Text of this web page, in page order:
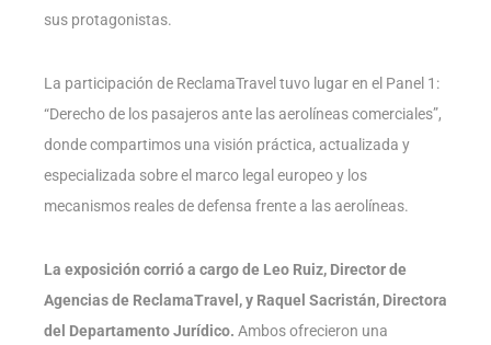
sus protagonistas.
La participación de ReclamaTravel tuvo lugar en el Panel 1:
“Derecho de los pasajeros ante las aerolíneas comerciales”,
donde compartimos una visión práctica, actualizada y
especializada sobre el marco legal europeo y los
mecanismos reales de defensa frente a las aerolíneas.
La exposición corrió a cargo de Leo Ruiz, Director de
Agencias de ReclamaTravel, y Raquel Sacristán, Directora
del Departamento Jurídico. Ambos ofrecieron una